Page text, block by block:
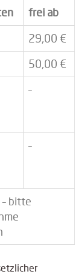
frei ab
29,00 €
50,00 €
–
–
bitte